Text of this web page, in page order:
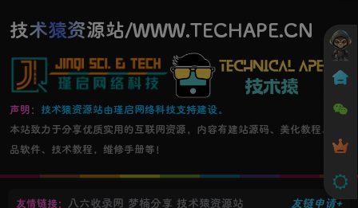
技术猿资源站/WWW.TECHAPE.CN
声明： 技术猿资源站由瑾启网络科技支持建设。
本站致力于分享优质实用的互联网资源，内容有建站源码、美化教程、精
品软件、技术教程，维修手册等！
友链申请+
友情链接： 八六收录网 梦楠分享 技术猿资源站